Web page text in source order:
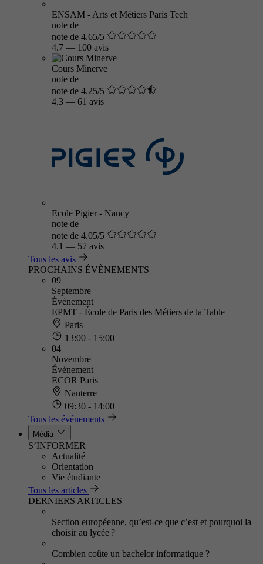
ENSAM - Arts et Métiers Paris Tech
note de
note de 4.65/5
4.7 — 100 avis
Cours Minerve
note de
note de 4.25/5
4.3 — 61 avis
Ecole Pigier - Nancy
note de
note de 4.05/5
4.1 — 57 avis
Tous les avis
PROCHAINS ÉVÈNEMENTS
09
Septembre
Événement
EPMT - École de Paris des Métiers de la Table
Paris
13:00 - 15:00
04
Novembre
Événement
ECOR Paris
Nanterre
09:30 - 14:00
Tous les événements
Média
S’INFORMER
Actualité
Orientation
Vie étudiante
Tous les articles
DERNIERS ARTICLES
Section européenne, qu’est-ce que c’est et pourquoi la
choisir au lycée ?
Combien coûte un bachelor informatique ?